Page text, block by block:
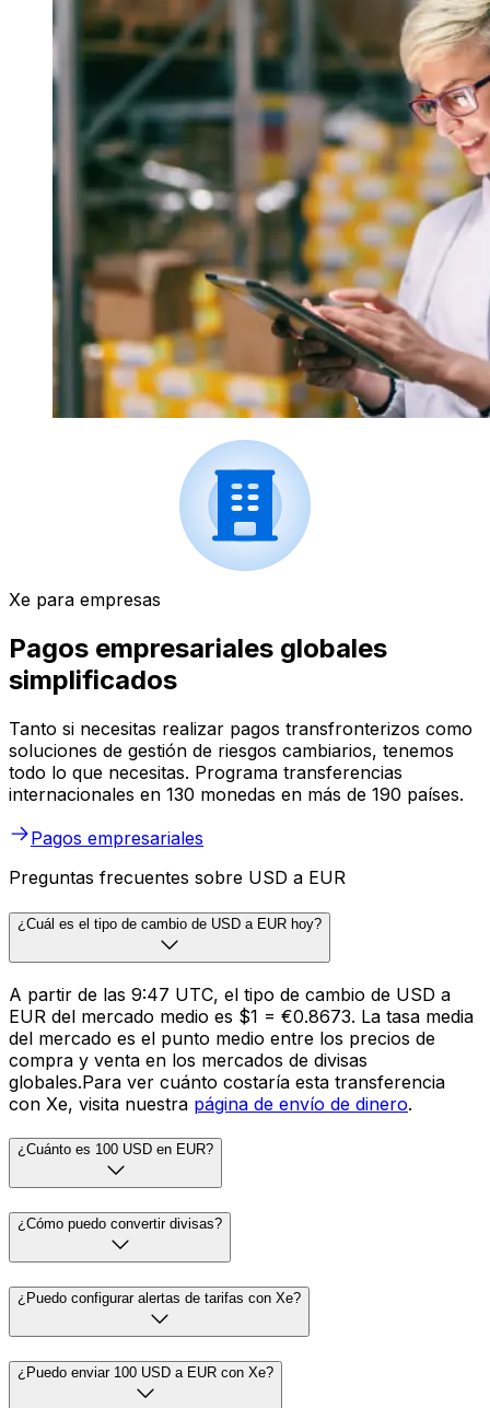
Xe para empresas
Pagos empresariales globales
simplificados
Tanto si necesitas realizar pagos transfronterizos como
soluciones de gestión de riesgos cambiarios, tenemos
todo lo que necesitas. Programa transferencias
internacionales en 130 monedas en más de 190 países.
Pagos empresariales
Preguntas frecuentes sobre USD a EUR
¿Cuál es el tipo de cambio de USD a EUR hoy?
A partir de las 9:47 UTC, el tipo de cambio de USD a
EUR del mercado medio es $1 = €0.8673. La tasa media
del mercado es el punto medio entre los precios de
compra y venta en los mercados de divisas
globales.Para ver cuánto costaría esta transferencia
con Xe, visita nuestra página de envío de dinero.
¿Cuánto es 100 USD en EUR?
¿Cómo puedo convertir divisas?
¿Puedo configurar alertas de tarifas con Xe?
¿Puedo enviar 100 USD a EUR con Xe?